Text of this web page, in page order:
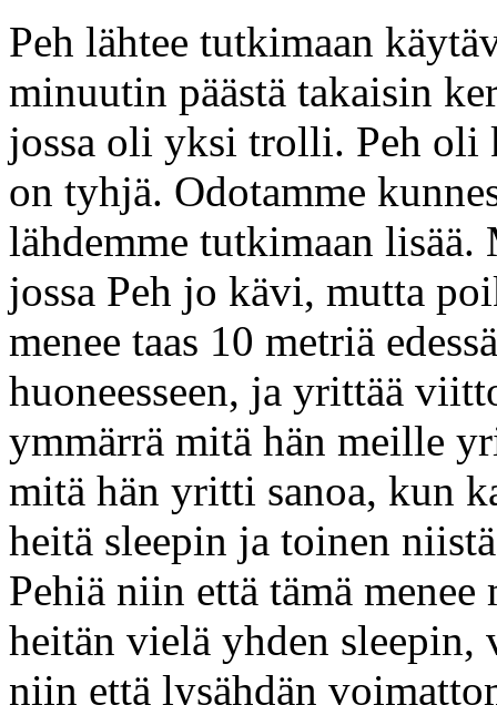
Peh lähtee tutkimaan
minuutin päästä takaisin
jossa oli yksi trolli. Peh oli
on tyhjä. Odotamme
lähdemme tutkimaan lisää.
jossa Peh jo kävi, mutta
menee taas 10 metriä
huoneesseen, ja yrittää
ymmärrä mitä hän meille
mitä hän yritti sanoa, kun
heitä sleepin ja toinen
Pehiä niin että tämä
heitän vielä yhden
niin että lysähdän